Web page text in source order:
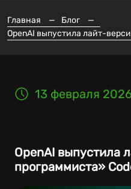
Главная — Блог
—
OpenAI выпустила лайт-
13 февраля
OpenAI
программиста»